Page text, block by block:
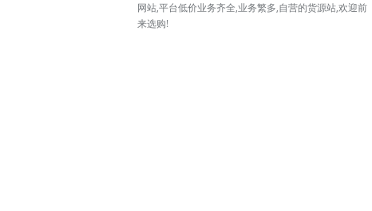
网站,平台低价业务齐全,业务繁多,自营的货源站,欢迎前
来选购!